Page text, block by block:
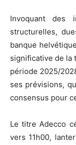
Invoquant des
structurelles,
banque
significative de la
période 2025/
ses prévisions,
consensus pour
Le titre Adecco
vers 11h00,